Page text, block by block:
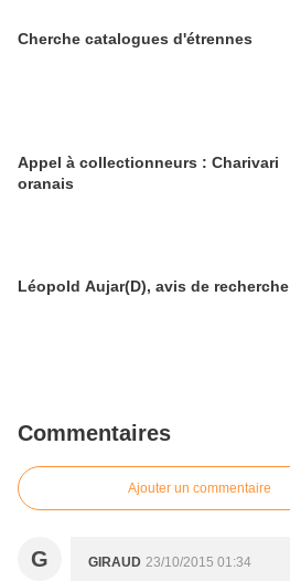
Cherche catalogues d'étrennes
Appel à collectionneurs : Charivari
oranais
Léopold Aujar(D), avis de recherche
Commentaires
Ajouter un commentaire
G GIRAUD 23/10/2015 01:34